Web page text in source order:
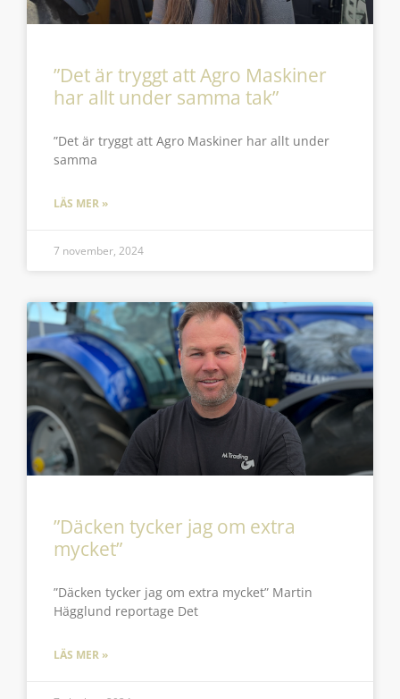
”Det är tryggt att Agro Maskiner
har allt under samma tak”
”Det är tryggt att Agro Maskiner har allt under
samma
LÄS MER »
7 november, 2024
”Däcken tycker jag om extra
mycket”
”Däcken tycker jag om extra mycket” Martin
Hägglund reportage Det
LÄS MER »